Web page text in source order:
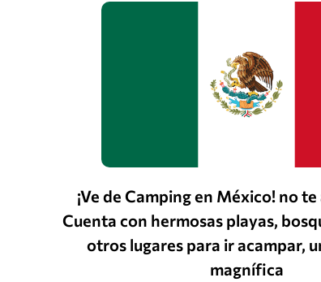
¡Ve de Camping en México! no
Cuenta con hermosas playas,
otros lugares para ir acampar,
magnífica